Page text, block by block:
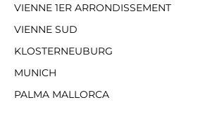
VIENNE 1ER ARRONDISSEMENT
VIENNE SUD
KLOSTERNEUBURG
MUNICH
PALMA MALLORCA